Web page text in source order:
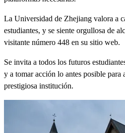
La Universidad de Zhejiang valora a
estudiantes, y se siente orgullosa de
visitante número 448 en su sitio web.
Se invita a todos los futuros
y a tomar acción lo antes posible para
prestigiosa institución.